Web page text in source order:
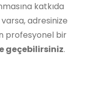
katkıda
adresinize
profesyonel bir
geçebilirsiniz.